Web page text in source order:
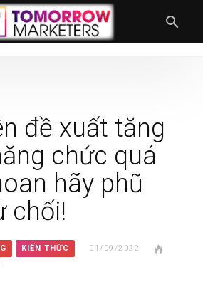
đề xuất tăng
chức quá
hãy phũ
chối!
KIẾN THỨC
01/09/2022